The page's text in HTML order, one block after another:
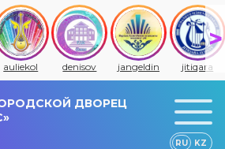
auliekol denisov jangeldin jitiqara
ДВОРЕЦ
RU KZ